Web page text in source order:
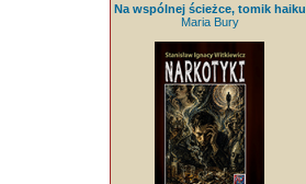
Na wspólnej ścieżce, tomik haiku
Maria Bury